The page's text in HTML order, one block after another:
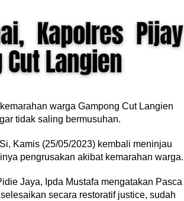
warga Gampong Cut Langien
tidak saling bermusuhan.
Kamis (25/05/2023) kembali meninjau
pengrusakan akibat kemarahan warga.
Jaya, Ipda Mustafa mengatakan Pasca
secara restoratif justice, sudah